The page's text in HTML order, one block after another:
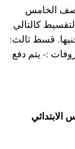
الخامس
بالتقسيط كالتالي
127 جنيها. قسط ثانٍ: 89 جنيها. قسط ثالث:
:- يتم دفع